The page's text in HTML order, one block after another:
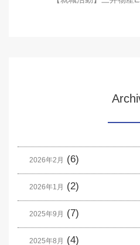
2026年2月 (6)
2026年1月 (2)
2025年9月 (7)
2025年8月 (4)